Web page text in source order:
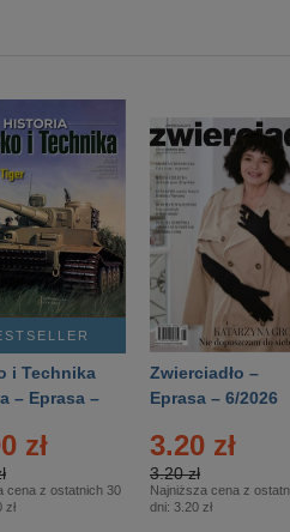
i Technika
– Eprasa –
zł
cena z ostatnich 30
zł
Zwierciadło –
Eprasa – 6/2026
3.20 zł
3.20 zł
Najniższa cena z
dni: 3.20 zł